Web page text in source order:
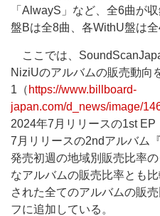
「AlwayS」など、全6曲が
盤Bは全8曲、各WithU盤は全
ここでは、
NiziUのアルバムの販売動向
1（ https://www.billboard-
japan.com/d_news/image/
2024年7月リリースの1st
7月リリースの2ndアルバム
発売初週の地域別販売比率
なアルバムの販売比率とも
された全てのアルバムの販
フに追加している。